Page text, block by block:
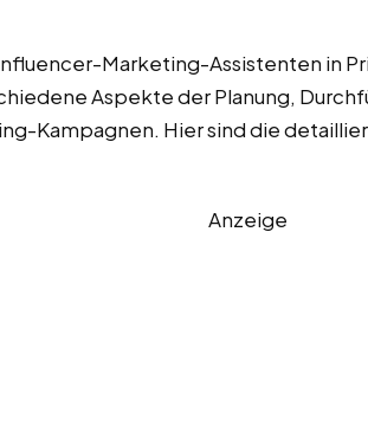
Marketing-Assistenten in
Aspekte der Planung,
Kampagnen. Hier sind die
Anzeige